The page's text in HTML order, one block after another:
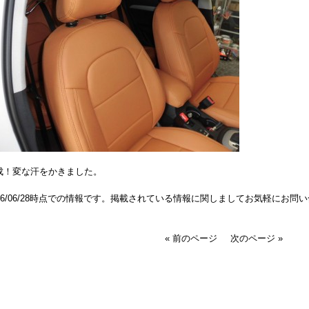
！変な汗をかきました。
06/28時点での情報です。掲載されている情報に関しましてお気軽にお問い
« 前のページ 次のページ »